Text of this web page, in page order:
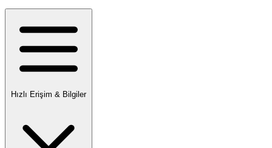
Hızlı Erişim & Bilgiler